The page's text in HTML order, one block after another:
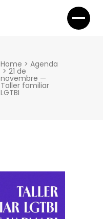
Home > Agenda
> 21 de
novembre —
Taller familiar
LGTBI